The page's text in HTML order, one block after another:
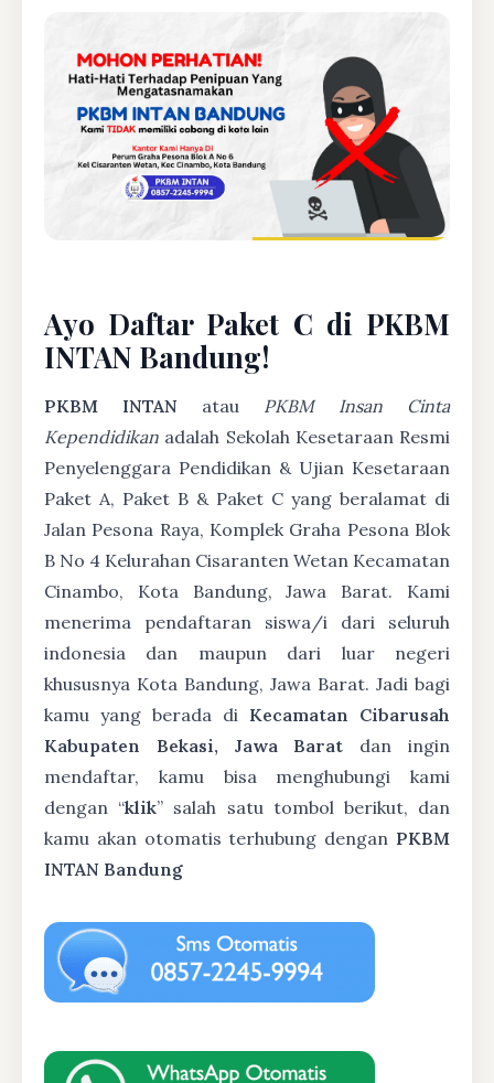
Ayo Daftar Paket C di PKBM
INTAN Bandung!
PKBM INTAN atau PKBM Insan Cinta
Kependidikan adalah Sekolah Kesetaraan Resmi
Penyelenggara Pendidikan & Ujian Kesetaraan
Paket A, Paket B & Paket C yang beralamat di
Jalan Pesona Raya, Komplek Graha Pesona Blok
B No 4 Kelurahan Cisaranten Wetan Kecamatan
Cinambo, Kota Bandung, Jawa Barat. Kami
menerima pendaftaran siswa/i dari seluruh
indonesia dan maupun dari luar negeri
khususnya Kota Bandung, Jawa Barat. Jadi bagi
kamu yang berada di Kecamatan Cibarusah
Kabupaten Bekasi, Jawa Barat dan ingin
mendaftar, kamu bisa menghubungi kami
dengan “klik” salah satu tombol berikut, dan
kamu akan otomatis terhubung dengan PKBM
INTAN Bandung